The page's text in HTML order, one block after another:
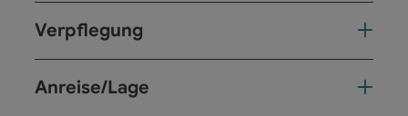
Verpflegung
Anreise/Lage